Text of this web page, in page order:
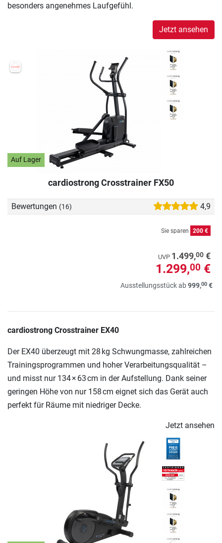
Auf Lager
cardiostrong Crosstrainer FX50
Bewertungen (16) 4,9
Sie sparen 200 €
UVP 1.499,00 €
1.299,00 €
Ausstellungsstück ab999,00 €
besonders angenehmes Laufgefühl.
Jetzt ansehen
cardiostrong Crosstrainer EX40
Der EX40 überzeugt mit 28 kg Schwungmasse, zahlreichen
Trainingsprogrammen und hoher Verarbeitungsqualität –
und misst nur 134 × 63 cm in der Aufstellung. Dank seiner
geringen Höhe von nur 158 cm eignet sich das Gerät auch
perfekt für Räume mit niedriger Decke.
Jetzt ansehen